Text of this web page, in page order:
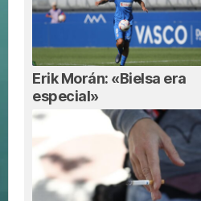
Erik Morán: «Bielsa era
especial»